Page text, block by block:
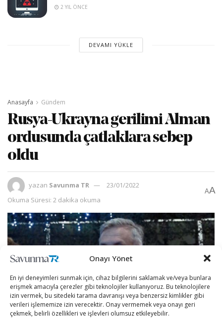
Onayı Yönet
En iyi deneyimleri sunmak için, cihaz bilgilerini saklamak ve/veya bunlara
erişmek amacıyla çerezler gibi teknolojiler kullanıyoruz. Bu teknolojilere
izin vermek, bu sitedeki tarama davranışı veya benzersiz kimlikler gibi
verileri işlememize izin verecektir. Onay vermemek veya onayı geri
çekmek, belirli özellikleri ve işlevleri olumsuz etkileyebilir.
2 YIL ÖNCE
DEVAMI YÜKLE
Anasayfa Gündem
Rusya-Ukrayna gerilimi Alman
ordusunda çatlaklara sebep
oldu
yazan Savunma TR
23/01/2022
Okuma Süresi: 2 dakika okuma
AA